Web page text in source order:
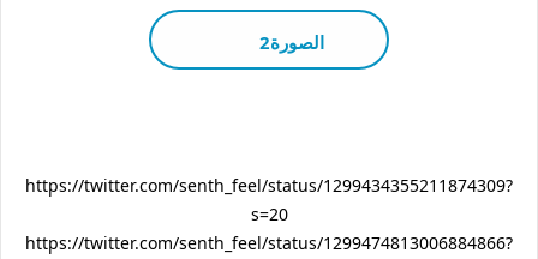
الصورة2
https://twitter.com/senth_feel/status/1299434355211874309?
s=20
https://twitter.com/senth_feel/status/1299474813006884866?